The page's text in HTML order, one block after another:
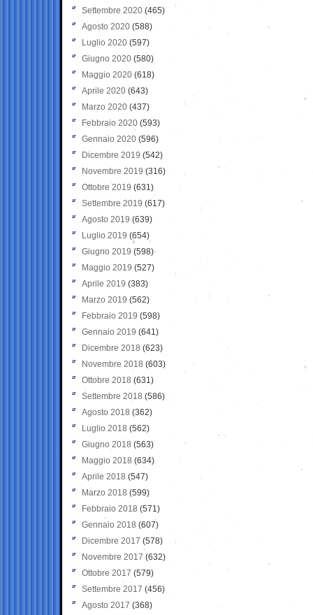
Settembre 2020(465)
Agosto 2020 (588)
Luglio 2020 (597)
Giugno 2020 (580)
Maggio 2020 (618)
Aprile 2020 (643)
Marzo 2020 (437)
Febbraio 2020 (593)
Gennaio 2020 (596)
Dicembre 2019 (542)
Novembre 2019 (316)
Ottobre 2019 (631)
Settembre 2019 (617)
Agosto 2019 (639)
Luglio 2019 (654)
Giugno 2019 (598)
Maggio 2019 (527)
Aprile 2019 (383)
Marzo 2019 (562)
Febbraio 2019 (598)
Gennaio 2019 (641)
Dicembre 2018 (623)
Novembre 2018 (603)
Ottobre 2018 (631)
Settembre 2018 (586)
Agosto 2018 (362)
Luglio 2018 (562)
Giugno 2018 (563)
Maggio 2018 (634)
Aprile 2018 (547)
Marzo 2018 (599)
Febbraio 2018 (571)
Gennaio 2018 (607)
Dicembre 2017 (578)
Novembre 2017 (632)
Ottobre 2017 (579)
Settembre 2017 (456)
Agosto 2017 (368)